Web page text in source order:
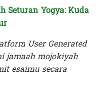
Seturan Yogya: Kuda
User Generated
jamaah mojokiyah
esaimu secara